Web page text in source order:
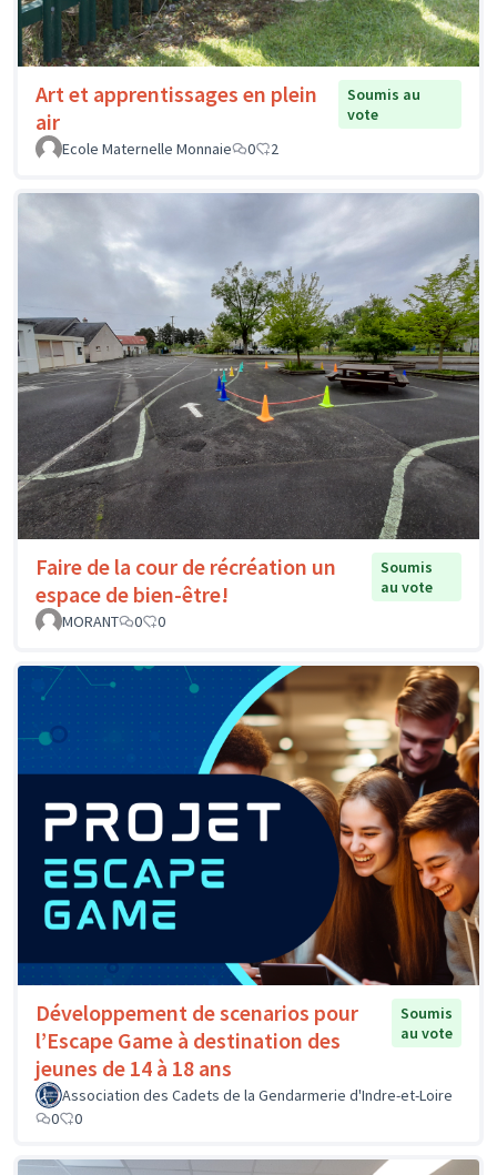
Art et apprentissages en plein
air
Soumis au
vote
Ecole Maternelle Monnaie
0 2
Faire de la cour de récréation un
espace de bien-être!
Soumis
au vote
MORANT
0 0
Développement de scenarios pour
l’Escape Game à destination des
jeunes de 14 à 18 ans
Soumis
au vote
Association des Cadets de la Gendarmerie d'Indre-et-Loire
0
0